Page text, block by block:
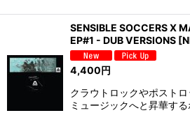
SENSIBLE SOCCERS X
EP#1 - DUB VERSIONS [
4,400円
クラウトロックやポスト
ミュージックへと昇華す